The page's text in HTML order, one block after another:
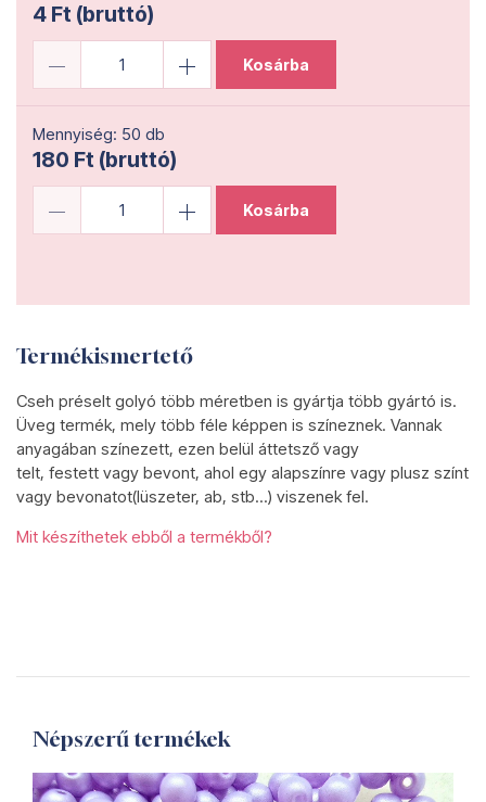
4 Ft (bruttó)
Kosárba
Mennyiség: 50 db
180 Ft (bruttó)
Kosárba
Termékismertető
Cseh préselt golyó több méretben is gyártja több gyártó is.
Üveg termék, mely több féle képpen is színeznek. Vannak
anyagában színezett, ezen belül áttetsző vagy
telt, festett vagy bevont, ahol egy alapszínre vagy plusz színt
vagy bevonatot(lüszeter, ab, stb...) viszenek fel.
Mit készíthetek ebből a termékből?
Népszerű termékek